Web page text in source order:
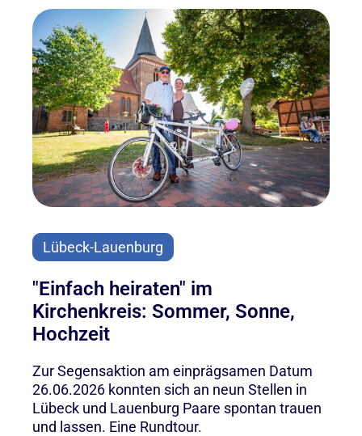
Lübeck-Lauenburg
"Einfach heiraten" im
Kirchenkreis: Sommer, Sonne,
Hochzeit
Zur Segensaktion am einprägsamen Datum
26.06.2026 konnten sich an neun Stellen in
Lübeck und Lauenburg Paare spontan trauen
und lassen. Eine Rundtour.